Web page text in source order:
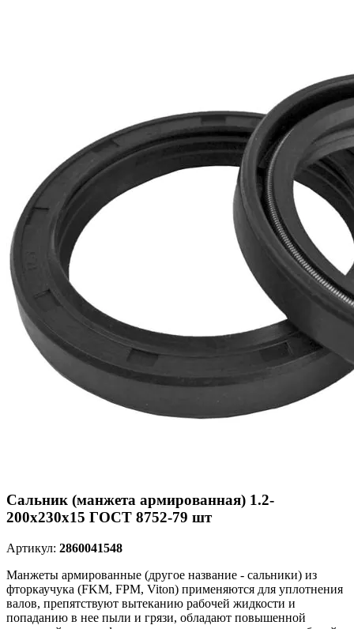
Сальник (манжета армированная) 1.2-
200х230х15 ГОСТ 8752-79 шт
Артикул: 2860041548
Манжеты армированные (другое название - сальники) из
фторкаучука (FKM, FPM, Viton) применяются для уплотнения
валов, препятствуют вытеканию рабочей жидкости и
попаданию в нее пыли и грязи, обладают повышенной